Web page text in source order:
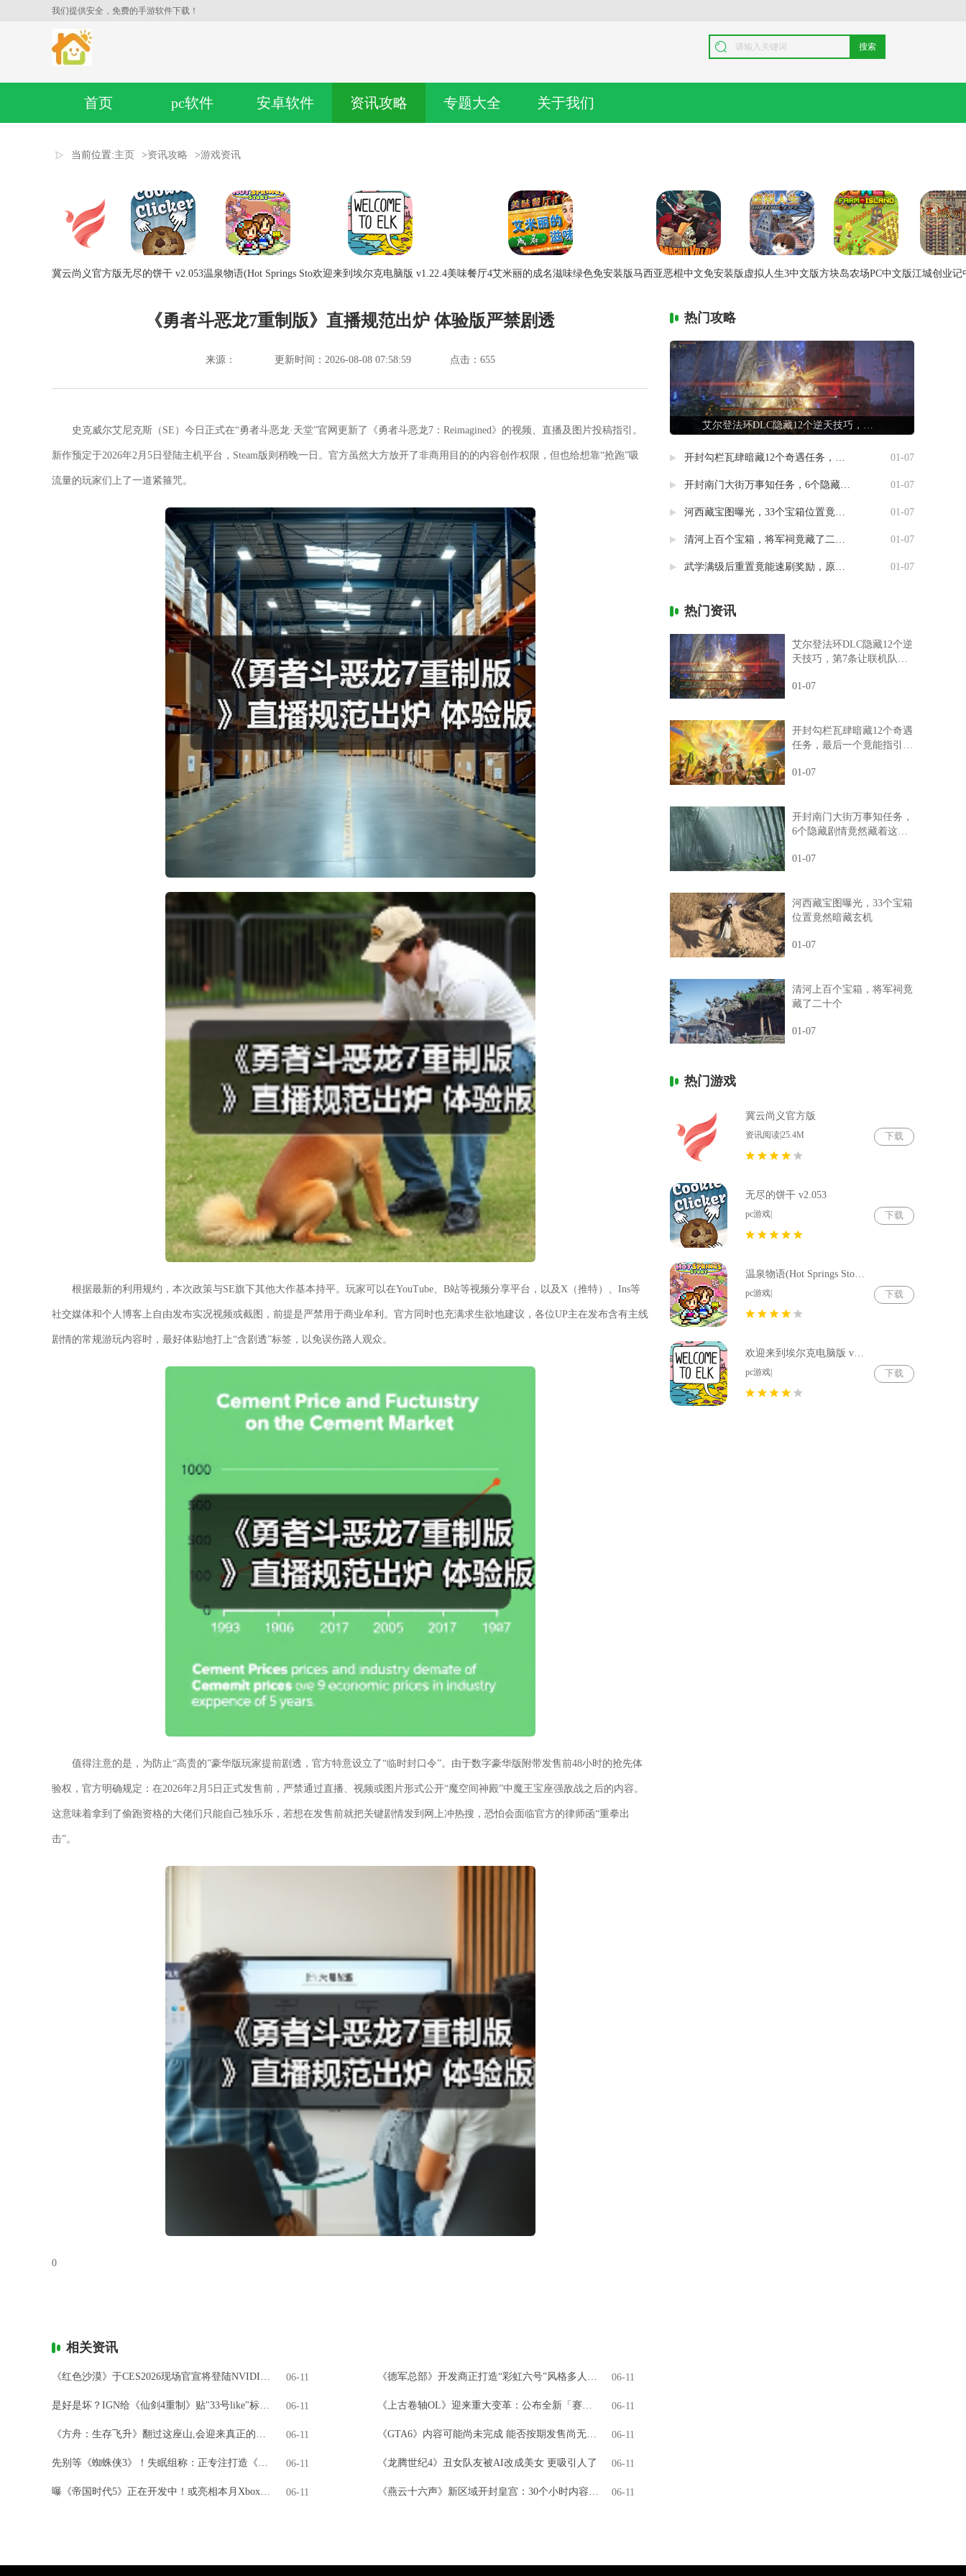
我们提供安全，免费的手游软件下载！
搜索
首页 pc软件 安卓软件 资讯攻略 专题大全 关于我们
当前位置:主页 >资讯攻略 >游戏资讯
冀云尚义官方版无尽的饼干 v2.053温泉物语(Hot Springs Sto欢迎来到埃尔克电脑版 v1.22.4美味餐厅4艾米丽的成名滋味绿色免安装版马西亚恶棍中文免安装版 虚拟人生3中文版方块岛农场PC中文版江城创业记
《勇者斗恶龙7重制版》直播规范出炉 体验版严禁剧透
来源： 更新时间：2026-08-08 07:58:59 点击： 655
史克威尔艾尼克斯（SE）今日正式在“勇者斗恶龙·天堂”官网更新了《勇者斗恶龙7：Reimagined》的视频、直播及图片投稿指引。
新作预定于2026年2月5日登陆主机平台，Steam版则稍晚一日。官方虽然大方放开了非商用目的的内容创作权限，但也给想靠“抢跑”吸
流量的玩家们上了一道紧箍咒。
根据最新的利用规约，本次政策与SE旗下其他大作基本持平。玩家可以在YouTube、B站等视频分享平台，以及X（推特）、Ins等
社交媒体和个人博客上自由发布实况视频或截图，前提是严禁用于商业牟利。官方同时也充满求生欲地建议，各位UP主在发布含有主线
剧情的常规游玩内容时，最好体贴地打上“含剧透”标签，以免误伤路人观众。
值得注意的是，为防止“高贵的”豪华版玩家提前剧透，官方特意设立了“临时封口令”。由于数字豪华版附带发售前48小时的抢先体
验权，官方明确规定：在2026年2月5日正式发售前，严禁通过直播、视频或图片形式公开“魔空间神殿”中魔王宝座强敌战之后的内容。
这意味着拿到了偷跑资格的大佬们只能自己独乐乐，若想在发售前就把关键剧情发到网上冲热搜，恐怕会面临官方的律师函“重拳出
击”。
0
相关资讯
《红色沙漠》于CES2026现场官宣将登陆NVIDIA GeForce NOW 06-11 《德军总部》开发商正打造“彩虹六号”风格多人游戏 06-11
是好是坏？IGN给《仙剑4重制》贴"33号like"标签引热议 06-11 《上古卷轴OL》迎来重大变革：公布全新「赛季」模式，引领全新时代 06-11
《方舟：生存飞升》翻过这座山,会迎来真正的飞升吗? 06-11 《GTA6》内容可能尚未完成 能否按期发售尚无定论 06-11
先别等《蜘蛛侠3》！失眠组称：正专注打造《金刚狼》 06-11 《龙腾世纪4》丑女队友被AI改成美女 更吸引人了 06-11
曝《帝国时代5》正在开发中！或亮相本月Xbox直面会 06-11 《燕云十六声》新区域开封皇宫：30个小时内容 NPC超3000人 06-11
热门攻略
艾尔登法环DLC隐藏12个逆天技巧，第7条让联机队友惊掉下巴
开封勾栏瓦肆暗藏12个奇遇任务，最后一个竟能指引人生方向 01-07
开封南门大街万事知任务，6个隐藏剧情竟然藏着这样的秘密 01-07
河西藏宝图曝光，33个宝箱位置竟然暗藏玄机 01-07
清河上百个宝箱，将军祠竟藏了二十个 01-07
武学满级后重置竟能速刷奖励，原来流派挑战有这种捷径 01-07
热门资讯
艾尔登法环DLC隐藏12个逆
天技巧，第7条让联机队友
01-07
开封勾栏瓦肆暗藏12个奇遇
任务，最后一个竟能指引人
01-07
开封南门大街万事知任务，
6个隐藏剧情竟然藏着这样
01-07
河西藏宝图曝光，33个宝箱
位置竟然暗藏玄机
01-07
清河上百个宝箱，将军祠竟
藏了二十个
01-07
热门游戏
冀云尚义官方版
资讯阅读|25.4M 下载
无尽的饼干 v2.053
pc游戏| 下载
温泉物语(Hot Springs Story) v2.79
pc游戏| 下载
欢迎来到埃尔克电脑版 v1.22.4
pc游戏| 下载